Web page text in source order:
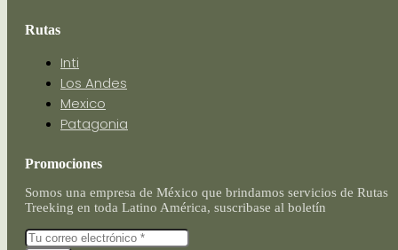
Rutas
Inti
Los Andes
Mexico
Patagonia
Promociones
Somos una empresa de México que brindamos servicios de Rutas
Treeking en toda Latino América, suscribase al boletín